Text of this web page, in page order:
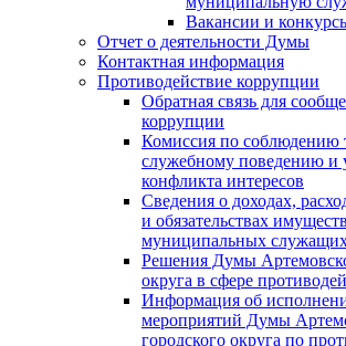
Вакансии и
Отчет о деятельности Думы
Контактная информация
Противодействие коррупции
Обратная связь для
коррупции
Комиссия по соблюдению
служебному поведению и
конфликта интересов
Сведения о доходах,
и обязательствах
муниципальных
Решения Думы
округа в сфере
Информация об
мероприятий Думы
городского округа по